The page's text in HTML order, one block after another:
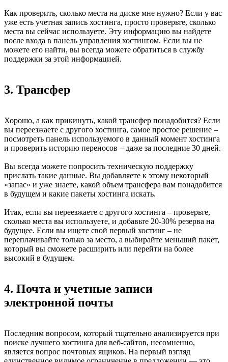
Как проверить, сколько места на диске мне нужно? Если у вас
уже есть учетная запись хостинга, просто проверьте, сколько
места вы сейчас используете. Эту информацию вы найдете
после входа в панель управления хостингом. Если вы не
можете его найти, вы всегда можете обратиться в службу
поддержки за этой информацией.
3. Трансфер
Хорошо, а как прикинуть, какой трансфер понадобится? Если
вы переезжаете с другого хостинга, самое простое решение –
посмотреть панель используемого в данный момент хостинга
и проверить историю переносов – даже за последние 30 дней.
Вы всегда можете попросить техническую поддержку
прислать такие данные. Вы добавляете к этому некоторый
«запас» и уже знаете, какой объем трансфера вам понадобится
в будущем и какие пакеты хостинга искать.
Итак, если вы переезжаете с другого хостинга – проверьте,
сколько места вы используете, и добавьте 20-30% резерва на
будущее. Если вы ищете свой первый хостинг – не
переплачивайте только за место, а выбирайте меньший пакет,
который вы сможете расширить или перейти на более
высокий в будущем.
4. Почта и учетные записи
электронной почты
Последним вопросом, который тщательно анализируется при
поиске лучшего хостинга для веб-сайтов, несомненно,
является вопрос почтовых ящиков. На первый взгляд